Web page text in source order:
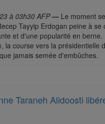
à 03h30 AFP — Le moment
Tayyip Erdogan peine à se
et d'une popularité en berne.
la course vers la présidentielle
jamais semée d'embûches.
Taraneh Alidoosti